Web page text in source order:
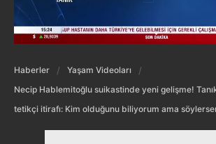
Haberler
Yaşam Videoları
Necip Hablemitoğlu suikastinde yeni gelişme!
tetikçi itirafı: Kim olduğunu biliyorum ama